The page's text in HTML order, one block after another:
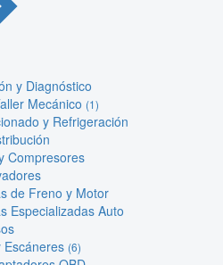
y Diagnóstico
Mecánico (1)
y Refrigeración
Compresores
de Freno y Motor
Especializadas Auto
Escáneres (6)